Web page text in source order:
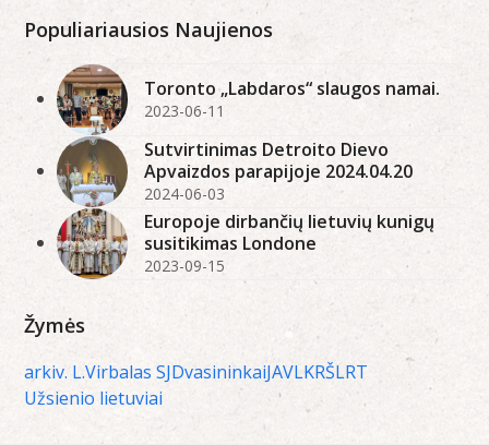
Populiariausios Naujienos
Toronto „Labdaros“ slaugos namai.
2023-06-11
Sutvirtinimas Detroito Dievo
Apvaizdos parapijoje 2024.04.20
2024-06-03
Europoje dirbančių lietuvių kunigų
susitikimas Londone
2023-09-15
Žymės
arkiv. L.Virbalas SJDvasininkaiJAVLKRŠLRT
Užsienio lietuviai